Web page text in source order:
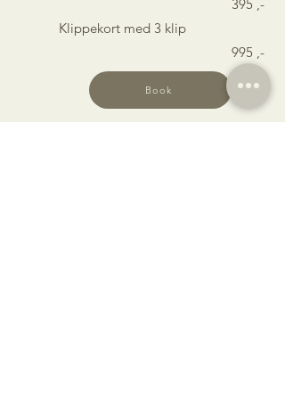
395 ,-
Klippekort med 3 klip
995 ,-
Book